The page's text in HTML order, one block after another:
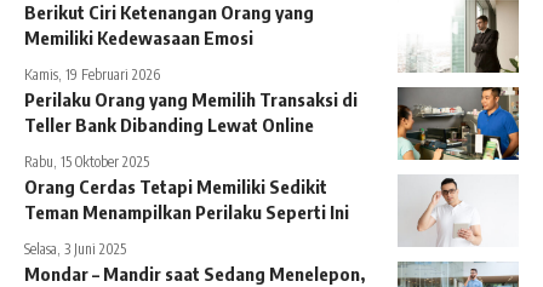
Berikut Ciri Ketenangan Orang yang
Memiliki Kedewasaan Emosi
Kamis, 19 Februari 2026
Perilaku Orang yang Memilih Transaksi di
Teller Bank Dibanding Lewat Online
Rabu, 15 Oktober 2025
Orang Cerdas Tetapi Memiliki Sedikit
Teman Menampilkan Perilaku Seperti Ini
Selasa, 3 Juni 2025
Mondar – Mandir saat Sedang Menelepon,